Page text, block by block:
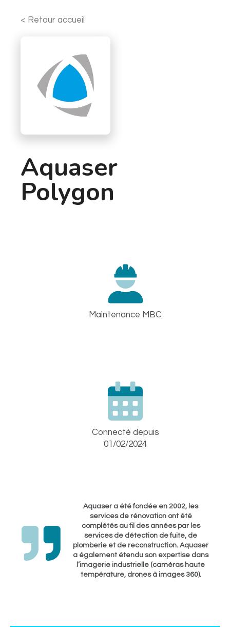
< Retour accueil
Aquaser
Polygon
Maintenance MBC
Connecté depuis
01/02/2024
Aquaser a été fondée en 2002, les
services de rénovation ont été
complétés au fil des années par les
services de détection de fuite, de
plomberie et de reconstruction. Aquaser
a également étendu son expertise dans
l’imagerie industrielle (caméras haute
température, drones à images 360).